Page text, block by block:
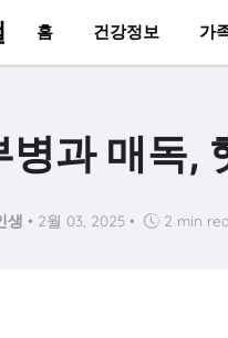
홈 건강정보 가
병과 매독,
생 • 2월 03, 2025 • 2 min